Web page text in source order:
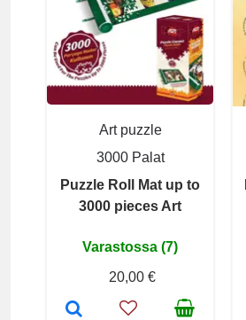
Art puzzle
3000 Palat
Puzzle Roll Mat up to
3000 pieces Art
Varastossa (7)
20,00 €